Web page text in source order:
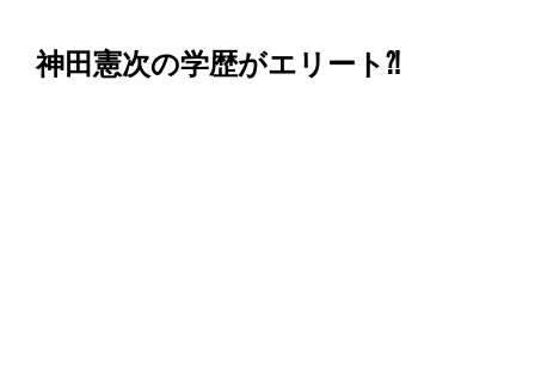
神田憲次の学歴がエリート⁈